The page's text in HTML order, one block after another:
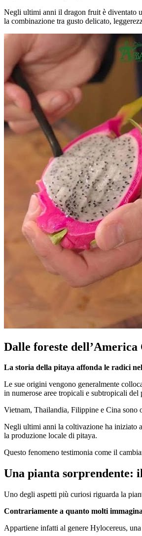
Negli ultimi anni il dragon fruit è diventato
la combinazione tra gusto delicato,
Dalle foreste
La storia della pitaya affonda le radici
Le sue origini vengono generalmente
in numerose aree tropicali e subtropicali
Vietnam, Thailandia, Filippine e Cina sono
Negli ultimi anni la coltivazione ha iniziato
la produzione locale di pitaya.
Questo fenomeno testimonia come il
Una pianta sorprendente:
Uno degli aspetti più curiosi riguarda la
Contrariamente a quanto molti
Appartiene infatti al genere Hylocereus,